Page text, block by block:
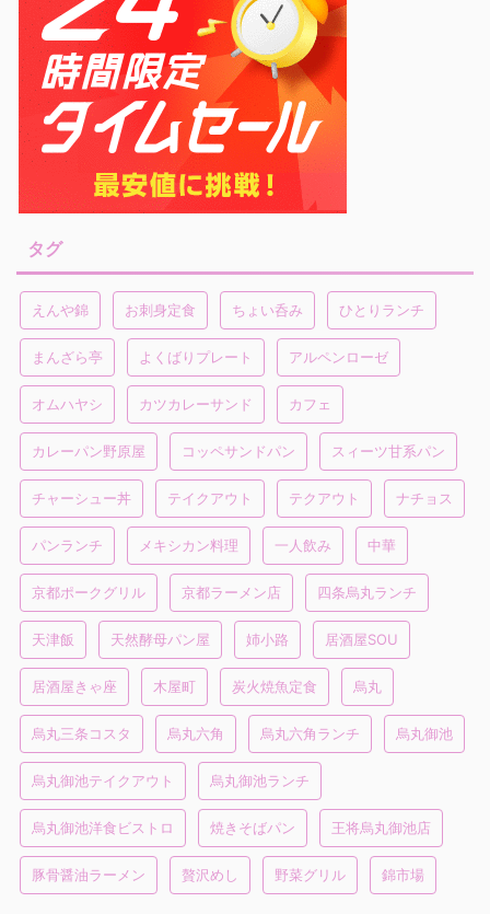
タグ
えんや錦 お刺身定食 ちょい呑み ひとりランチ
まんざら亭 よくばりプレート アルペンローゼ
オムハヤシ カツカレーサンド カフェ
カレーパン野原屋 コッペサンドパン スィーツ甘系パン
チャーシュー丼 テイクアウト テクアウト ナチョス
パンランチ メキシカン料理 一人飲み 中華
京都ポークグリル 京都ラーメン店 四条烏丸ランチ
天津飯 天然酵母パン屋 姉小路 居酒屋SOU
居酒屋きゃ座 木屋町 炭火焼魚定食 烏丸
烏丸三条コスタ 烏丸六角 烏丸六角ランチ 烏丸御池
烏丸御池テイクアウト 烏丸御池ランチ
烏丸御池洋食ビストロ 焼きそばパン 王将烏丸御池店
豚骨醤油ラーメン 贅沢めし 野菜グリル 錦市場